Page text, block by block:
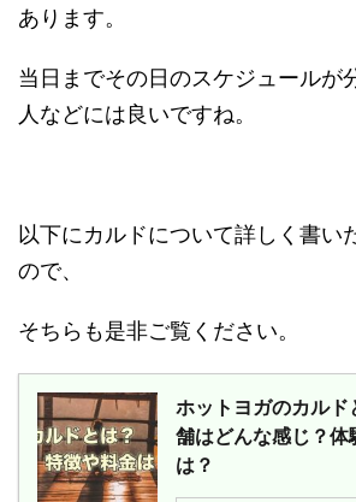
あります。
当日までその日のスケジュールが
人などには良いですね。
以下にカルドについて詳しく書い
ので、
そちらも是非ご覧ください。
ホットヨガのカルド
舗はどんな感じ？体
は？